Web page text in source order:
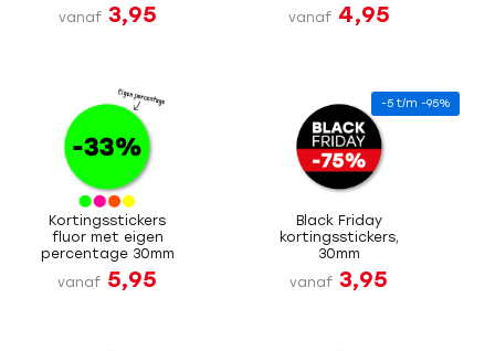
vanaf 3,95
vanaf 4,95
Kortingsstickers
fluor met eigen
percentage 30mm
vanaf 5,95
-5 t/m -95%
Black Friday
kortingsstickers,
30mm
vanaf 3,95